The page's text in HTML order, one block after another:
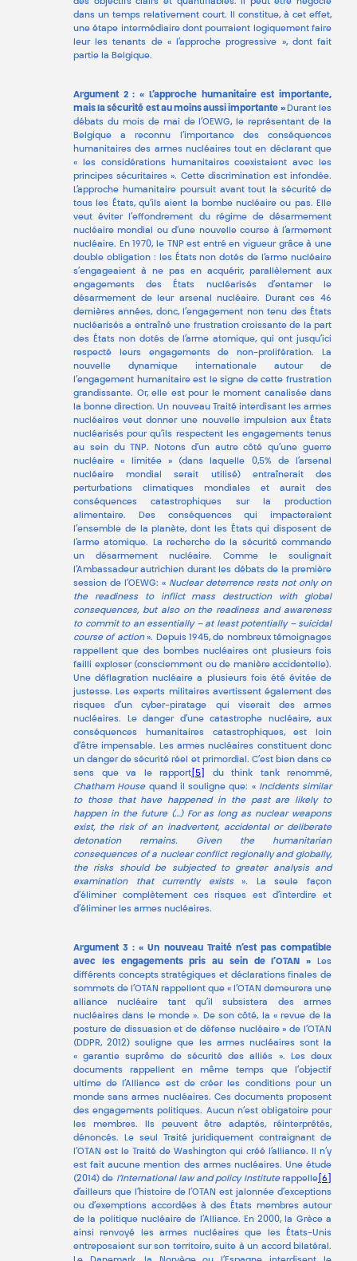
des objectifs clairs et quantifiables. Il peut être négocié
dans un temps relativement court. Il constitue, à cet effet,
une étape intermédiaire dont pourraient logiquement faire
leur les tenants de « l’approche progressive », dont fait
partie la Belgique.
Argument 2 : « L’approche humanitaire est importante,
mais la sécurité est au moins aussi importante »Durant les
débats du mois de mai de l’OEWG, le représentant de la
Belgique a reconnu l’importance des conséquences
humanitaires des armes nucléaires tout en déclarant que
« les considérations humanitaires coexistaient avec les
principes sécuritaires ». Cette discrimination est infondée.
L’approche humanitaire poursuit avant tout la sécurité de
tous les États, qu’ils aient la bombe nucléaire ou pas. Elle
veut éviter l’effondrement du régime de désarmement
nucléaire mondial ou d’une nouvelle course à l’armement
nucléaire. En 1970, le TNP est entré en vigueur grâce à une
double obligation : les États non dotés de l’arme nucléaire
s’engageaient à ne pas en acquérir, parallèlement aux
engagements des États nucléarisés d’entamer le
désarmement de leur arsenal nucléaire. Durant ces 46
dernières années, donc, l’engagement non tenu des États
nucléarisés a entraîné une frustration croissante de la part
des États non dotés de l’arme atomique, qui ont jusqu’ici
respecté leurs engagements de non-prolifération. La
nouvelle dynamique internationale autour de
l’engagement humanitaire est le signe de cette frustration
grandissante. Or, elle est pour le moment canalisée dans
la bonne direction. Un nouveau Traité interdisant les armes
nucléaires veut donner une nouvelle impulsion aux États
nucléarisés pour qu’ils respectent les engagements tenus
au sein du TNP. Notons d’un autre côté qu’une guerre
nucléaire « limitée » (dans laquelle 0,5% de l’arsenal
nucléaire mondial serait utilisé) entraînerait des
perturbations climatiques mondiales et aurait des
conséquences catastrophiques sur la production
alimentaire. Des conséquences qui impacteraient
l’ensemble de la planète, dont les États qui disposent de
l’arme atomique. La recherche de la sécurité commande
un désarmement nucléaire. Comme le soulignait
l’Ambassadeur autrichien durant les débats de la première
session de l’OEWG: « Nuclear deterrence rests not only on
the readiness to inflict mass destruction with global
consequences, but also on the readiness and awareness
to commit to an essentially – at least potentially – suicidal
course of action». Depuis 1945, de nombreux témoignages
rappellent que des bombes nucléaires ont plusieurs fois
failli exploser (consciemment ou de manière accidentelle).
Une déflagration nucléaire a plusieurs fois été évitée de
justesse. Les experts militaires avertissent également des
risques d’un cyber-piratage qui viserait des armes
nucléaires. Le danger d’une catastrophe nucléaire, aux
conséquences humanitaires catastrophiques, est loin
d’être impensable. Les armes nucléaires constituent donc
un danger de sécurité réel et primordial. C’est bien dans ce
sens que va le rapport [5]
du think tank renommé,
Chatham Housequand il souligne que: « Incidents similar
to those that have happened in the past are likely to
happen in the future (…) For as long as nuclear weapons
exist, the risk of an inadvertent, accidental or deliberate
detonation remains. Given the humanitarian
consequences of a nuclear conflict regionally and globally,
the risks should be subjected to greater analysis and
examination that currently exists». La seule façon
d’éliminer complètement ces risques est d’interdire et
d’éliminer les armes nucléaires.
Argument 3 : « Un nouveau Traité n’est pas compatible
avec les engagements pris au sein de l’OTAN » Les
différents concepts stratégiques et déclarations finales de
sommets de l’OTAN rappellent que « l’OTAN demeurera une
alliance nucléaire tant qu’il subsistera des armes
nucléaires dans le monde ». De son côté, la « revue de la
posture de dissuasion et de défense nucléaire » de l’OTAN
(DDPR, 2012) souligne que les armes nucléaires sont la
« garantie suprême de sécurité des alliés ». Les deux
documents rappellent en même temps que l’objectif
ultime de l’Alliance est de créer les conditions pour un
monde sans armes nucléaires. Ces documents proposent
des engagements politiques. Aucun n’est obligatoire pour
les membres. Ils peuvent être adaptés, réinterprétés,
dénoncés. Le seul Traité juridiquement contraignant de
l’OTAN est le Traité de Washington qui créé l’alliance. Il n’y
est fait aucune mention des armes nucléaires. Une étude
(2014) de l’International law and policy Instituterappelle [6]
d’ailleurs que l’histoire de l’OTAN est jalonnée d’exceptions
ou d’exemptions accordées à des États membres autour
de la politique nucléaire de l’Alliance. En 2000, la Grèce a
ainsi renvoyé les armes nucléaires que les États-Unis
entreposaient sur son territoire, suite à un accord bilatéral.